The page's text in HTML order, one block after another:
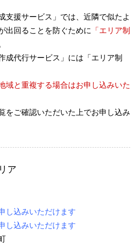
支援サービス」では、近隣で似たよ
出回ることを防ぐために
「エリア制
成代行サービス」には「エリア制
域と重複する場合はお申し込みいた
をご確認いただいた上でお申し込み
ア
し込みいただけます
し込みいただけます